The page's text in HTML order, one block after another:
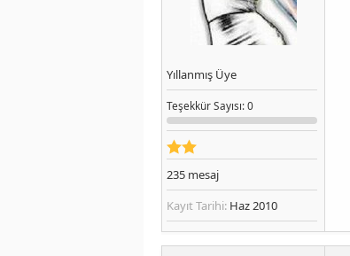
Yıllanmış Üye
TeşekkürSayısı: 0
235 mesaj
Kayıt Tarihi: Haz 2010